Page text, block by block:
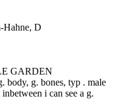
Hahne, D
GARDEN
body, g. bones, typ . male
i can see a g.